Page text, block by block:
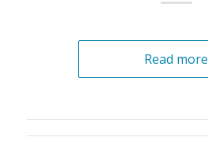
Read more